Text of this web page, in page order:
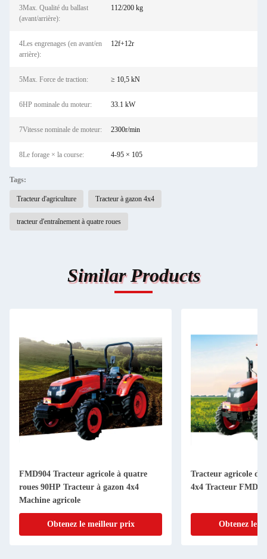
3Max. Qualité du ballast
(avant/arrière):
112/200 kg
4Les engrenages (en avant/en
arrière):
12f+12r
5Max. Force de traction: ≥ 10,5 kN
6HP nominale du moteur: 33.1 kW
7Vitesse nominale de moteur: 2300r/min
8Le forage × la course: 4-95 × 105
Tags:
Tracteur d'agriculture Tracteur à gazon 4x4
tracteur d'entraînement à quatre roues
Similar Products
FMD904 Tracteur agricole à quatre
roues 90HP Tracteur à gazon 4x4
Machine agricole
Obtenez le meilleur prix
Tracteur agricole de
4x4 Tracteur
Obtenez le